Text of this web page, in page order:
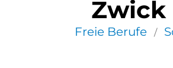
Zwick
Freie Berufe /